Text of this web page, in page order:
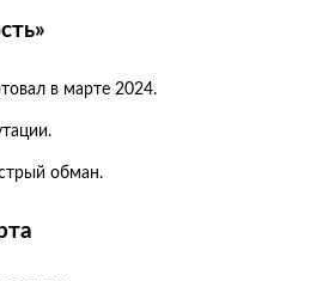
в марте 2024.
обман.